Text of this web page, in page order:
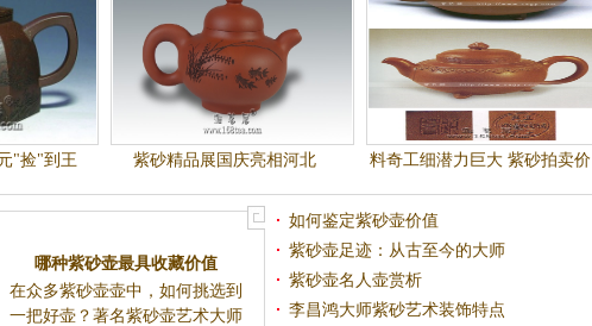
"捡"到王
帖）
紫砂精品展国庆亮相河北
料奇工细潜力巨大 紫砂拍卖价
格井喷
哪种紫砂壶最具收藏价值
在众多紫砂壶壶中，如何挑选到
一把好壶？著名紫砂壶艺术大师
如何鉴定紫砂壶价值
紫砂壶足迹：从古至今的大师
紫砂壶名人壶赏析
李昌鸿大师紫砂艺术装饰特点